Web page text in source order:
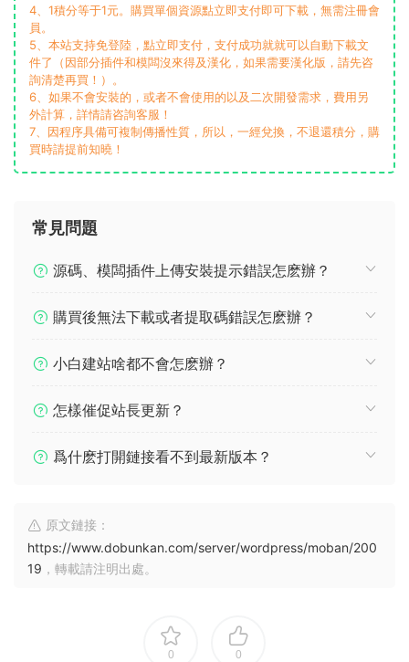
4、1積分等于1元。購買單個資源點立即支付即可下載，無需注冊會
員。
5、本站支持免登陸，點立即支付，支付成功就就可以自動下載文
件了（因部分插件和模闆沒來得及漢化，如果需要漢化版，請先咨
詢清楚再買！）。
6、如果不會安裝的，或者不會使用的以及二次開發需求，費用另
外計算，詳情請咨詢客服！
7、因程序具備可複制傳播性質，所以，一經兌換，不退還積分，購
買時請提前知曉！
常見問題
源碼、模闆插件上傳安裝提示錯誤怎麽辦？
購買後無法下載或者提取碼錯誤怎麽辦？
小白建站啥都不會怎麽辦？
怎樣催促站長更新？
爲什麽打開鏈接看不到最新版本？
原文鏈接：
https://www.dobunkan.com/server/wordpress/moban/200
19 ，轉載請注明出處。
0 0